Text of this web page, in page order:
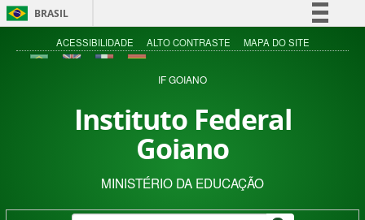
BRASIL
Simplifique!
Acesso à informação
ACESSIBILIDADE ALTO CONTRASTE MAPA DO SITE
IF GOIANO
Instituto Federal
Goiano
MINISTÉRIO DA EDUCAÇÃO